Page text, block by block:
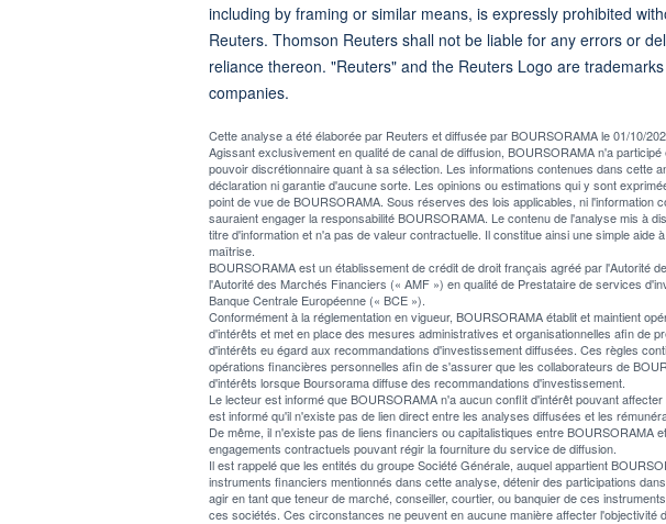
including by framing or similar means, is expressly prohibited
Reuters. Thomson Reuters shall not be liable for any errors or
reliance thereon. "Reuters" and the Reuters Logo are
companies.
Cette analyse a été élaborée par Reuters et diffusée par BOURSORAMA le 01/10/
Agissant exclusivement en qualité de canal de diffusion, BOURSORAMA n'a
pouvoir discrétionnaire quant à sa sélection. Les informations contenues dans cette
déclaration ni garantie d'aucune sorte. Les opinions ou estimations qui y sont
point de vue de BOURSORAMA. Sous réserves des lois applicables, ni l'information
sauraient engager la responsabilité BOURSORAMA. Le contenu de l'analyse mis à
titre d'information et n'a pas de valeur contractuelle. Il constitue ainsi une simple aide
maîtrise.
BOURSORAMA est un établissement de crédit de droit français agréé par l'Autorité
l'Autorité des Marchés Financiers (« AMF ») en qualité de Prestataire de services
Banque Centrale Européenne (« BCE »).
Conformément à la réglementation en vigueur, BOURSORAMA établit et maintient
d'intérêts et met en place des mesures administratives et organisationnelles afin de
d'intérêts eu égard aux recommandations d'investissement diffusées. Ces règles
opérations financières personnelles afin de s'assurer que les collaborateurs de
d'intérêts lorsque Boursorama diffuse des recommandations d'investissement.
Le lecteur est informé que BOURSORAMA n'a aucun conflit d'intérêt pouvant
est informé qu'il n'existe pas de lien direct entre les analyses diffusées et les
De même, il n'existe pas de liens financiers ou capitalistiques entre BOURSORAMA
engagements contractuels pouvant régir la fourniture du service de diffusion.
Il est rappelé que les entités du groupe Société Générale, auquel appartient
instruments financiers mentionnés dans cette analyse, détenir des participations
agir en tant que teneur de marché, conseiller, courtier, ou banquier de ces
ces sociétés. Ces circonstances ne peuvent en aucune manière affecter l'objectivité